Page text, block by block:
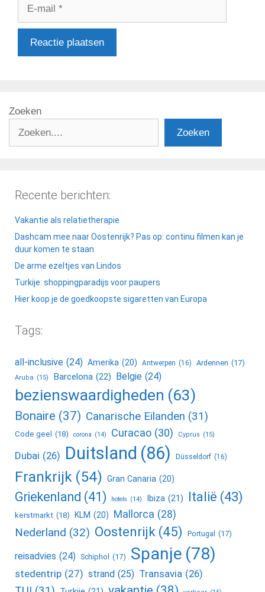
Zoeken
Zoeken
Recente berichten:
Vakantie als relatietherapie
Dashcam mee naar Oostenrijk? Pas op: continu filmen kan je
duur komen te staan
De arme ezeltjes van Lindos
Turkije: shoppingparadijs voor paupers
Hier koop je de goedkoopste sigaretten van Europa
Tags:
all-inclusive (24) Amerika (20) Antwerpen (16) Ardennen (17)
Aruba (15) Barcelona (22) Belgie (24)
bezienswaardigheden (63)
Bonaire (37) Canarische Eilanden (31)
Code geel (18) corona (14) Curacao (30) Cyprus (15)
Dubai (26) Duitsland (86) Düsseldorf (16)
Frankrijk (54) Gran Canaria (20)
Griekenland (41) hotels (14) Ibiza (21) Italië (43)
kerstmarkt (18) KLM (20) Mallorca (28)
Nederland (32) Oostenrijk (45) Portugal (17)
reisadvies (24) Schiphol (17) Spanje (78)
stedentrip (27) strand (25) Transavia (26)